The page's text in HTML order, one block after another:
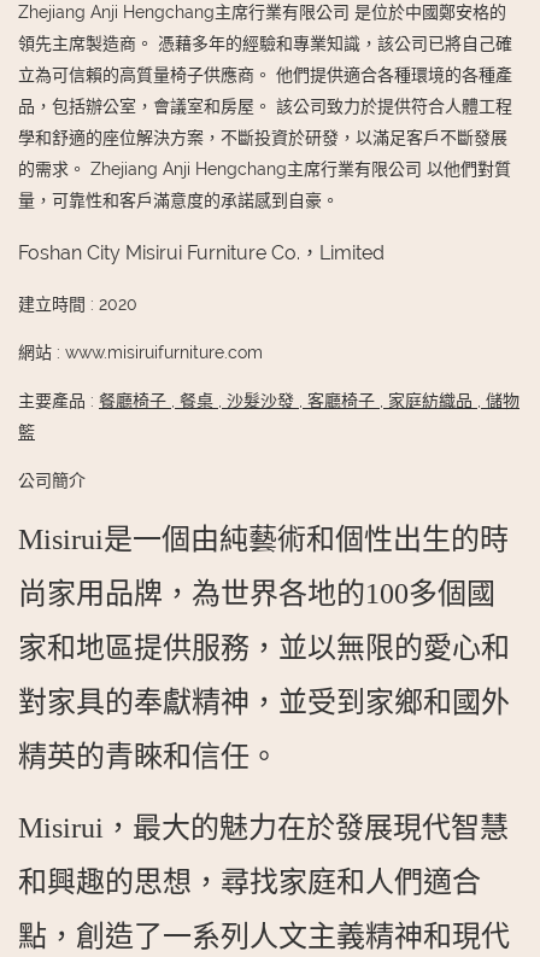
Zhejiang Anji Hengchang主席行業有限公司 是位於中國鄭安格的
領先主席製造商。 憑藉多年的經驗和專業知識，該公司已將自己確
立為可信賴的高質量椅子供應商。 他們提供適合各種環境的各種產
品，包括辦公室，會議室和房屋。 該公司致力於提供符合人體工程
學和舒適的座位解決方案，不斷投資於研發，以滿足客戶不斷發展
的需求。 Zhejiang Anji Hengchang主席行業有限公司 以他們對質
量，可靠性和客戶滿意度的承諾感到自豪。
Foshan City Misirui Furniture Co.，Limited
建立時間 : 2020
網站 : www.misiruifurniture.com
主要產品 : 餐廳椅子 餐桌 沙髮沙發 客廳椅子 家庭紡織品
儲物
籃
公司簡介
Misirui是一個由純藝術和個性出生的時
尚家用品牌，為世界各地的100多個國
家和地區提供服務，並以無限的愛心和
對家具的奉獻精神，並受到家鄉和國外
精英的青睞和信任。
Misirui，最大的魅力在於發展現代智慧
和興趣的思想，尋找家庭和人們適合
點，創造了一系列人文主義精神和現代